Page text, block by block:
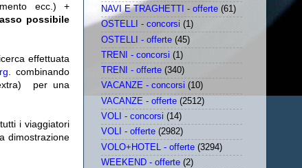
ecc.) +
possibile
effettuata
. combinando
per una
i viaggiatori
dimostrazione
NAVI E TRAGHETTI - offerte (61)
OSTELLI - concorsi (1)
OSTELLI - offerte (45)
TRENI - concorsi (1)
TRENI - offerte (340)
VACANZE - concorsi (10)
VACANZE - offerte (2512)
VOLI - concorsi (14)
VOLI - offerte (2982)
VOLO+HOTEL - offerte (3294)
WEEKEND - offerte (2)